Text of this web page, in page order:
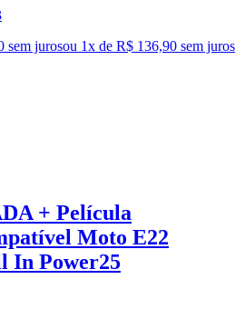
sem jurosou 1x de R$ 136,90 sem juros
+ Película
Moto E22
In Power25